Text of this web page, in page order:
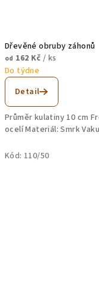
Dřevěné obruby záhonů
od 162 Kč/ ks
Do týdne
Detail
Průměr kulatiny 10 cm
ocelí Materiál: Smrk
Kód: 110/50